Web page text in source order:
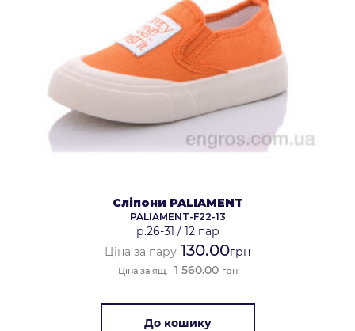
Сліпони PALIAMENT
PALIAMENT-F22-13
р.26-31 / 12 пар
Ціна за пару 130.00грн
Ціна за ящ. 1 560.00 грн
До кошику